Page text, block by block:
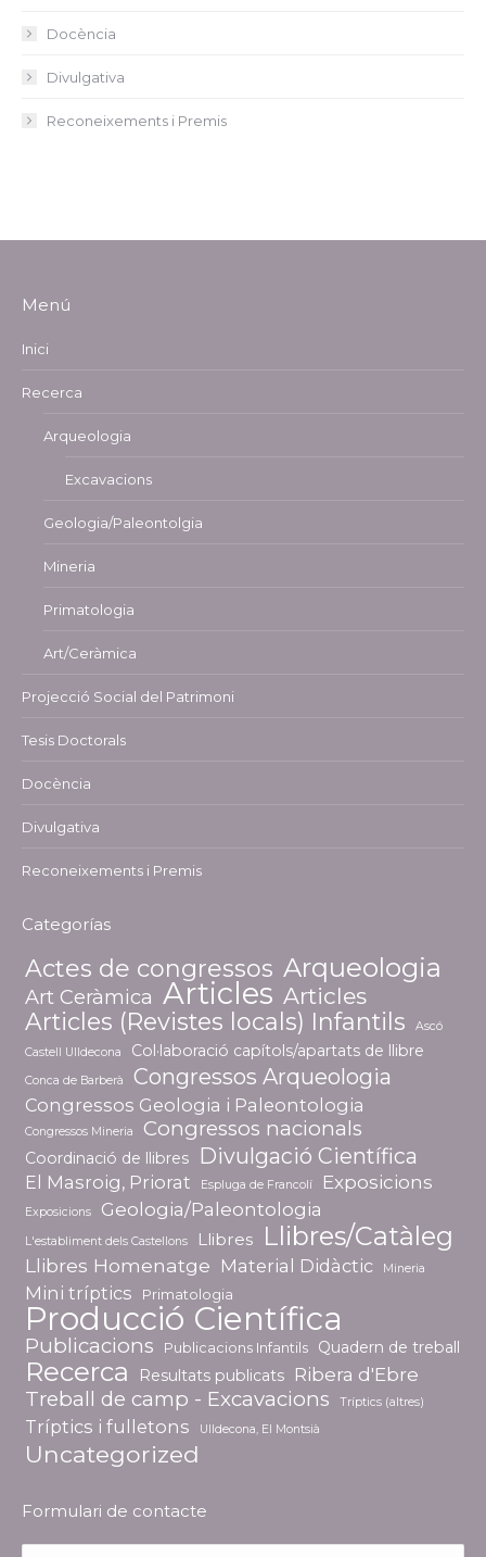
Docència
Divulgativa
Reconeixements i Premis
Menú
Inici
Recerca
Arqueologia
Excavacions
Geologia/Paleontolgia
Mineria
Primatologia
Art/Ceràmica
Projecció Social del Patrimoni
Tesis Doctorals
Docència
Divulgativa
Reconeixements i Premis
Categorías
Actes de congressos Arqueologia
Art Ceràmica Articles Articles
Articles (Revistes locals) Infantils
Ascó
Castell Ulldecona
Col·laboració capítols/apartats de llibre
Conca de Barberà Congressos Arqueologia
Congressos Geologia i Paleontologia
Congressos Mineria Congressos nacionals
Coordinació de llibres Divulgació Científica
El Masroig, Priorat Espluga de Francolí Exposicions
Exposicions Geologia/Paleontologia
L'establiment dels Castellons Llibres Llibres/Catàleg
Llibres Homenatge Material Didàctic Mineria
Mini tríptics Primatologia
Producció Científica
Publicacions Publicacions Infantils Quadern de treball
Recerca Resultats publicats Ribera d'Ebre
Treball de camp - Excavacions Tríptics (altres)
Tríptics i fulletons Ulldecona, El Montsià
Uncategorized
Formulari de contacte